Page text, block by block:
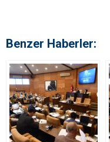
Benzer Haberler: